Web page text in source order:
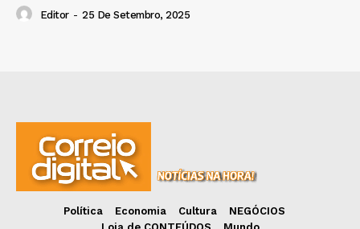
Editor - 25 De Setembro, 2025
Política Economia Cultura
NEGÓCIOS